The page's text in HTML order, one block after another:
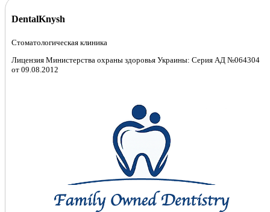
DentalKnysh
Стоматологическая клиника
Лицензия Министерства охраны здоровья Украины: Серия АД №064304
от 09.08.2012